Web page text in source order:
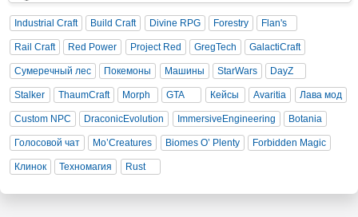
Industrial Craft Build Craft Divine RPG Forestry Flan's
Rail Craft Red Power Project Red GregTech GalactiCraft
Сумеречный лес Покемоны Машины StarWars DayZ
Stalker ThaumCraft Morph GTA Кейсы Avaritia Лава мод
Custom NPC DraconicEvolution ImmersiveEngineering Botania
Голосовой чат Mo’Creatures Biomes O’ Plenty Forbidden Magic
Клинок Техномагия Rust